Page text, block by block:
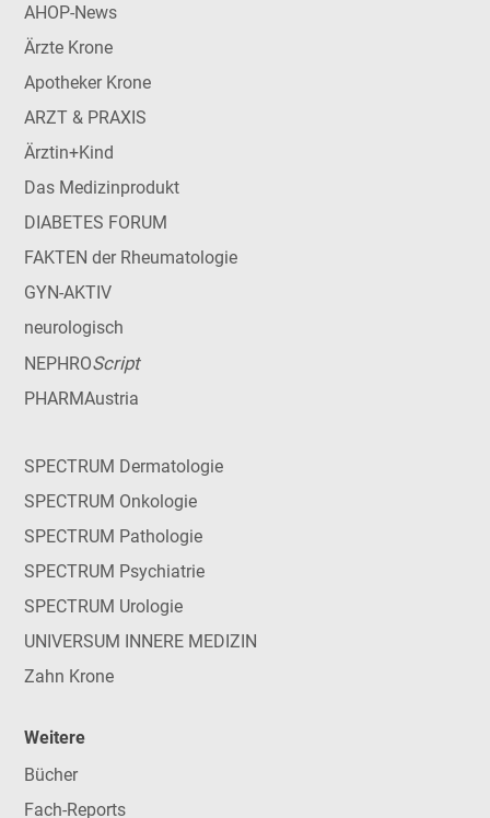
AHOP-News
Ärzte Krone
Apotheker Krone
ARZT & PRAXIS
Ärztin+Kind
Das Medizinprodukt
DIABETES FORUM
FAKTEN der Rheumatologie
GYN-AKTIV
neurologisch
NEPHROScript
PHARMAustria
SPECTRUM Dermatologie
SPECTRUM Onkologie
SPECTRUM Pathologie
SPECTRUM Psychiatrie
SPECTRUM Urologie
UNIVERSUM INNERE MEDIZIN
Zahn Krone
Weitere
Bücher
Fach-Reports